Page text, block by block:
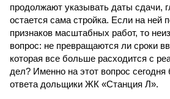
продолжают указывать даты сдачи,
остается сама стройка. Если на ней
признаков масштабных работ, то
вопрос: не превращаются ли сроки
которая все больше расходится с
дел? Именно на этот вопрос
ответа дольщики ЖК «Станция Л».